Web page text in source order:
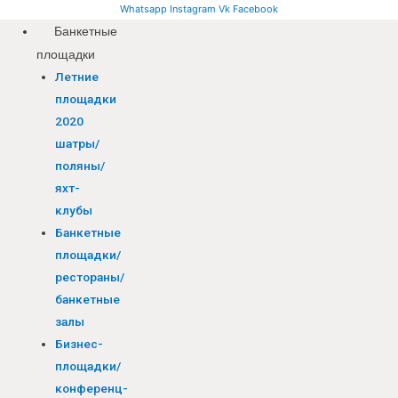
Whatsapp Instagram Vk Facebook
Банкетные
площадки
Летние
площадки
2020
шатры/
поляны/
яхт-
клубы
Банкетные
площадки/
рестораны/
банкетные
залы
Бизнес-
площадки/
конференц-